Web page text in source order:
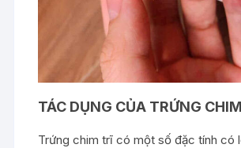
TÁC DỤNG CỦA TRỨNG
Trứng chim trĩ có một số đặc tính có